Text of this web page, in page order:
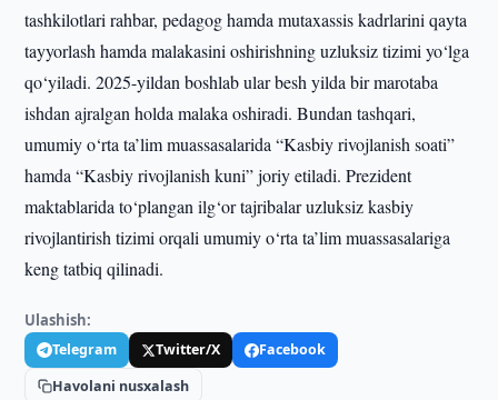
tashkilotlari rahbar, pedagog hamda mutaxassis kadrlarini qayta
tayyorlash hamda malakasini oshirishning uzluksiz tizimi yo‘lga
qo‘yiladi. 2025-yildan boshlab ular besh yilda bir marotaba
ishdan ajralgan holda malaka oshiradi. Bundan tashqari,
umumiy o‘rta ta’lim muassasalarida “Kasbiy rivojlanish soati”
hamda “Kasbiy rivojlanish kuni” joriy etiladi. Prezident
maktablarida to‘plangan ilg‘or tajribalar uzluksiz kasbiy
rivojlantirish tizimi orqali umumiy o‘rta ta’lim muassasalariga
keng tatbiq qilinadi.
Ulashish:
Telegram Twitter/X
Facebook
Havolani nusxalash